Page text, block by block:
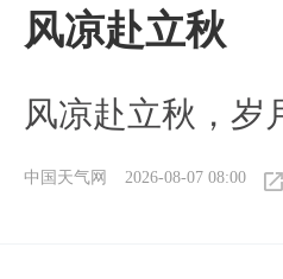
风凉赴立秋
风凉赴立秋，岁
中国天气网 2026-08-07 08:00